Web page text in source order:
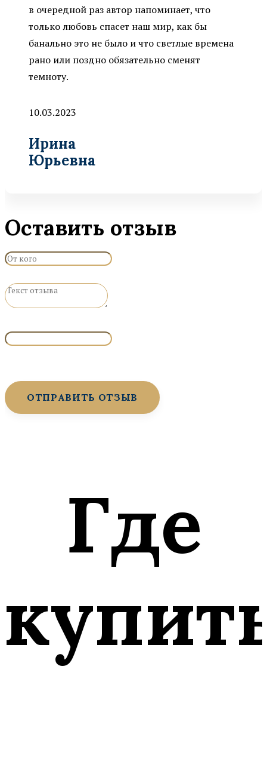
в очередной раз автор напоминает, что
только любовь спасет наш мир, как бы
банально это не было и что светлые времена
рано или поздно обязательно сменят
темноту.
10.03.2023
Ирина
Юрьевна
Оставить отзыв
ОТПРАВИТЬ ОТЗЫВ
Где